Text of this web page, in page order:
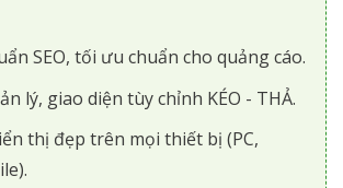
SEO, tối ưu chuẩn cho quảng cáo.
lý, giao diện tùy chỉnh KÉO - THẢ.
thị đẹp trên mọi thiết bị (PC,